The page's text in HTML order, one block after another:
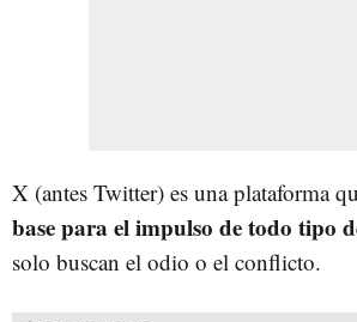
X (antes Twitter) es una plataforma
base para el impulso de todo tipo
solo buscan el odio o el conflicto.